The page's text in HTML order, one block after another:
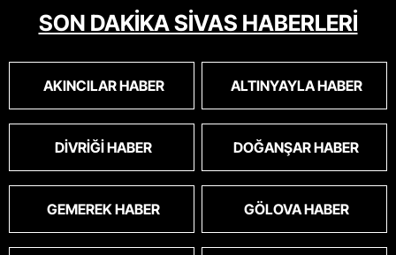
SON DAKİKA SİVAS HABERLERİ
AKINCILAR HABER ALTINYAYLA HABER
DIVRIĞI HABER DOĞANŞAR HABER
GEMEREK HABER GÖLOVA HABER